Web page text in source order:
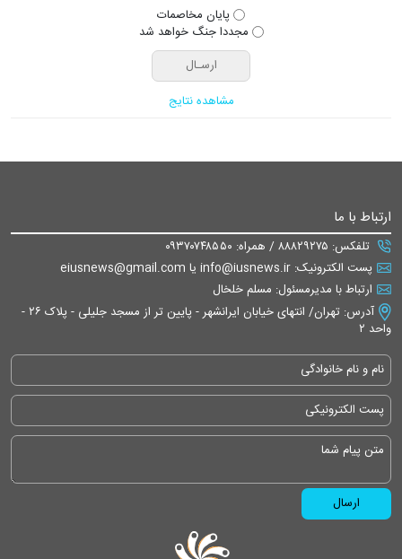
پایان مخاصمات
مجددا جنگ خواهد شد
مشاهده نتایج
ارتباط با ما
تلفکس: ۸۸۸۲۹۲۷۵ / همراه: ۰۹۳۷۰۷۴۸۵۵۰
پست الکترونیک: info@iusnews.ir یا eiusnews@gmail.com
ارتباط با مدیرمسئول: مسلم خلخال
آدرس: تهران/ انتهای خیابان ایرانشهر - پایین تر از مسجد جلیلی - پلاک ۲۶ -
واحد ۲